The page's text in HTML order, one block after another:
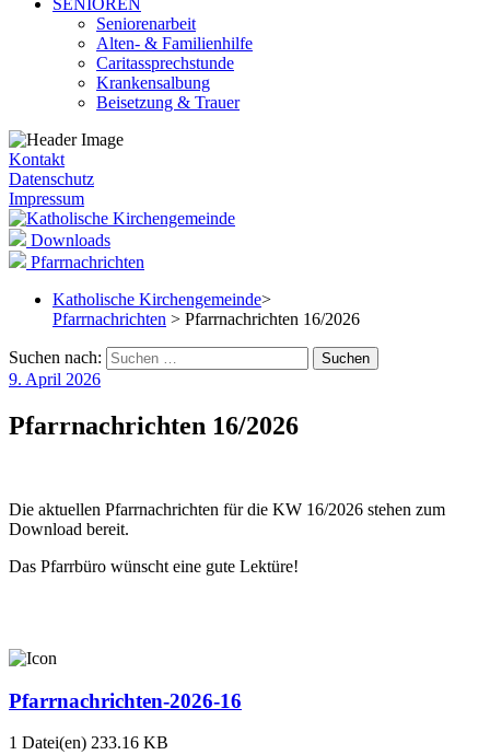
SENIOREN
Seniorenarbeit
Alten- & Familienhilfe
Caritassprechstunde
Krankensalbung
Beisetzung & Trauer
Kontakt
Datenschutz
Impressum
Downloads
Pfarrnachrichten
Katholische Kirchengemeinde>
Pfarrnachrichten > Pfarrnachrichten 16/2026
Suchen nach:
9. April 2026
Pfarrnachrichten 16/2026
Die aktuellen Pfarrnachrichten für die KW 16/2026 stehen zum
Download bereit.
Das Pfarrbüro wünscht eine gute Lektüre!
Pfarrnachrichten-2026-16
1 Datei(en) 233.16 KB